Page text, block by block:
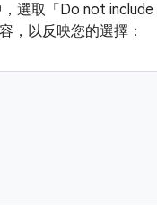
選取「Do not include
，以反映您的選擇：